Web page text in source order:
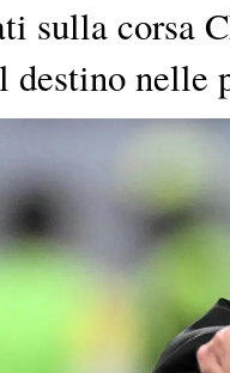
sulla corsa
destino nelle